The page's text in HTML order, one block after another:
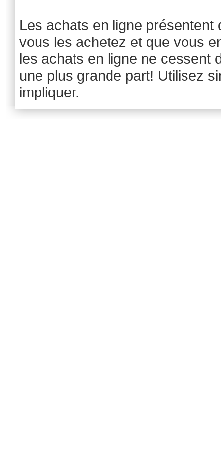
Les achats en ligne
vous les achetez et que vous
les achats en ligne ne cessent
une plus grande part! Utilisez
impliquer.